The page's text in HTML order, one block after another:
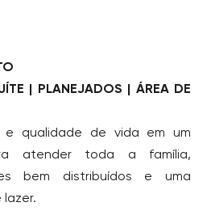
| PLANEJADOS | ÁREA DE
e qualidade de vida em um
atender toda a família,
bem distribuídos e uma